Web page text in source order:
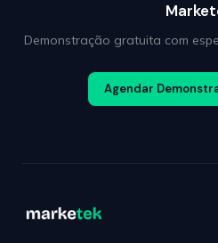
Demonstração gratuita com
Agendar